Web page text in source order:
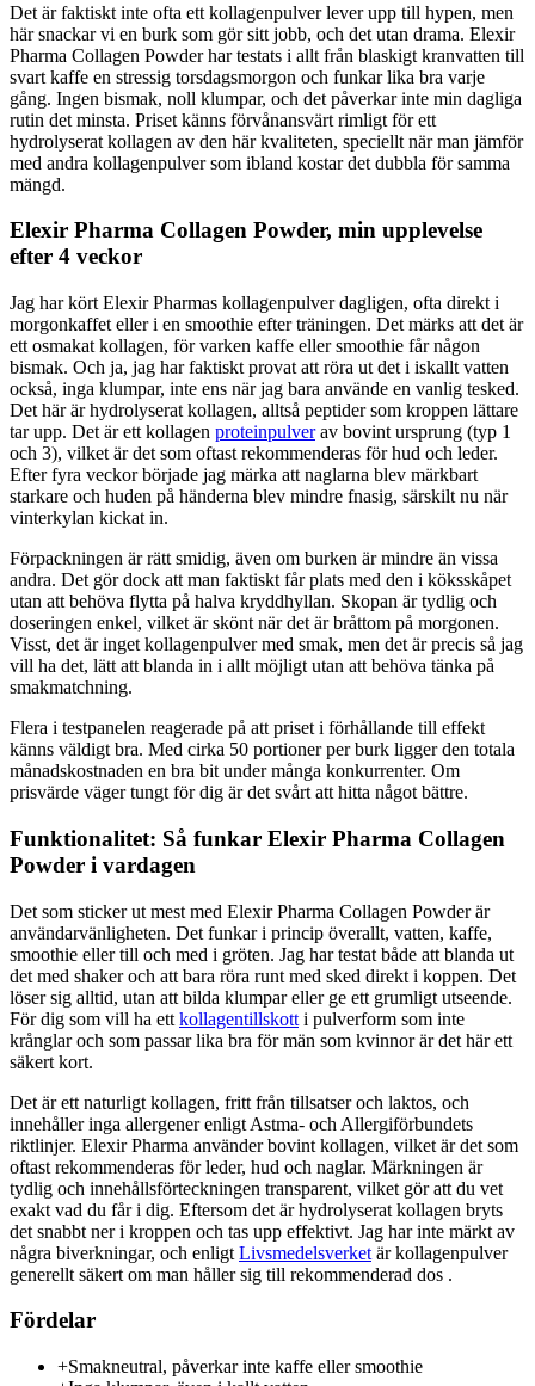
Det är faktiskt inte ofta ett kollagenpulver lever upp till hypen, men
här snackar vi en burk som gör sitt jobb, och det utan drama. Elexir
Pharma Collagen Powder har testats i allt från blaskigt kranvatten till
svart kaffe en stressig torsdagsmorgon och funkar lika bra varje
gång. Ingen bismak, noll klumpar, och det påverkar inte min dagliga
rutin det minsta. Priset känns förvånansvärt rimligt för ett
hydrolyserat kollagen av den här kvaliteten, speciellt när man jämför
med andra kollagenpulver som ibland kostar det dubbla för samma
mängd.
Elexir Pharma Collagen Powder, min upplevelse
efter 4 veckor
Jag har kört Elexir Pharmas kollagenpulver dagligen, ofta direkt i
morgonkaffet eller i en smoothie efter träningen. Det märks att det är
ett osmakat kollagen, för varken kaffe eller smoothie får någon
bismak. Och ja, jag har faktiskt provat att röra ut det i iskallt vatten
också, inga klumpar, inte ens när jag bara använde en vanlig tesked.
Det här är hydrolyserat kollagen, alltså peptider som kroppen lättare
tar upp. Det är ett kollagen proteinpulverav bovint ursprung (typ 1
och 3), vilket är det som oftast rekommenderas för hud och leder.
Efter fyra veckor började jag märka att naglarna blev märkbart
starkare och huden på händerna blev mindre fnasig, särskilt nu när
vinterkylan kickat in.
Förpackningen är rätt smidig, även om burken är mindre än vissa
andra. Det gör dock att man faktiskt får plats med den i köksskåpet
utan att behöva flytta på halva kryddhyllan. Skopan är tydlig och
doseringen enkel, vilket är skönt när det är bråttom på morgonen.
Visst, det är inget kollagenpulver med smak, men det är precis så jag
vill ha det, lätt att blanda in i allt möjligt utan att behöva tänka på
smakmatchning.
Flera i testpanelen reagerade på att priset i förhållande till effekt
känns väldigt bra. Med cirka 50 portioner per burk ligger den totala
månadskostnaden en bra bit under många konkurrenter. Om
prisvärde väger tungt för dig är det svårt att hitta något bättre.
Funktionalitet: Så funkar Elexir Pharma Collagen
Powder i vardagen
Det som sticker ut mest med Elexir Pharma Collagen Powder är
användarvänligheten. Det funkar i princip överallt, vatten, kaffe,
smoothie eller till och med i gröten. Jag har testat både att blanda ut
det med shaker och att bara röra runt med sked direkt i koppen. Det
löser sig alltid, utan att bilda klumpar eller ge ett grumligt utseende.
För dig som vill ha ett kollagentillskott i pulverform som inte
krånglar och som passar lika bra för män som kvinnor är det här ett
säkert kort.
Det är ett naturligt kollagen, fritt från tillsatser och laktos, och
innehåller inga allergener enligt Astma- och Allergiförbundets
riktlinjer. Elexir Pharma använder bovint kollagen, vilket är det som
oftast rekommenderas för leder, hud och naglar. Märkningen är
tydlig och innehållsförteckningen transparent, vilket gör att du vet
exakt vad du får i dig. Eftersom det är hydrolyserat kollagen bryts
det snabbt ner i kroppen och tas upp effektivt. Jag har inte märkt av
några biverkningar, och enligt Livsmedelsverket är kollagenpulver
generellt säkert om man håller sig till rekommenderad dos .
Fördelar
+Smakneutral, påverkar inte kaffe eller smoothie